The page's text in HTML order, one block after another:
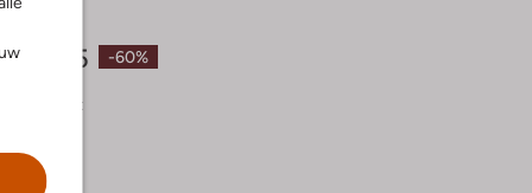
-60%
119,95
Zwart